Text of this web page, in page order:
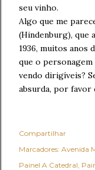
seu vinho.
Algo que me
(Hindenburg), que
1936, muitos anos
que o
vendo dirigíveis?
absurda, por favor
Compartilhar
Marcadores: Avenida
Painel A Catedral